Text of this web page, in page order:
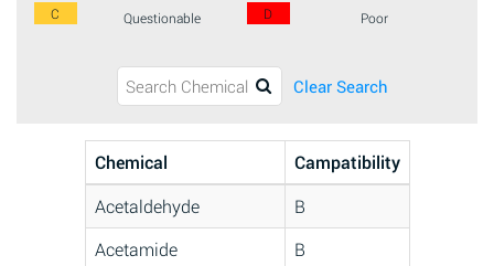
C Questionable D Poor
Clear Search
Chemical
Campatibility
Acetaldehyde
B
Acetamide
B